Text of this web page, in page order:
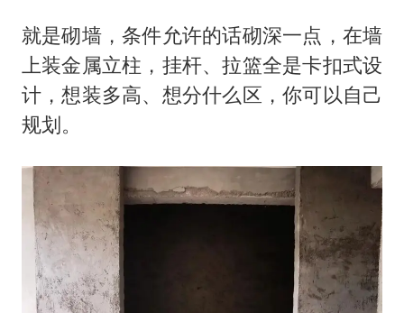
就是砌墙，条件允许的话砌深一点，在墙
上装金属立柱，挂杆、拉篮全是卡扣式设
计，想装多高、想分什么区，你可以自己
规划。